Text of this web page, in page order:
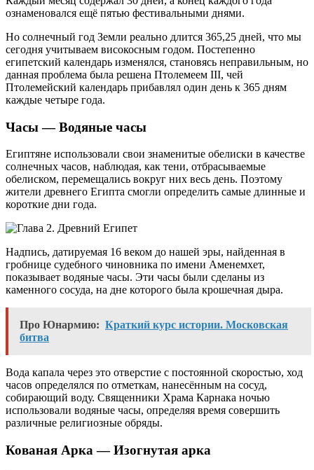
ознаменовался ещё пятью фестивальными днями.
Но солнечный год Земли реально длится 365,25 дней, что мы
сегодня учитываем високосным годом. Постепенно
египетский календарь изменялся, становясь неправильным, но
данная проблема была решена Птолемеем III, чей
Птолемейский календарь прибавлял один день к 365 дням
каждые четыре года.
Часы — Водяные часы
Египтяне использовали свои знаменитые обелиски в качестве
солнечных часов, наблюдая, как тени, отбрасываемые
обелиском, перемещались вокруг них весь день. Поэтому
жители древнего Египта смогли определить самые длинные и
короткие дни года.
Надпись, датируемая 16 веком до нашей эры, найденная в
гробнице судебного чиновника по имени Аменемхет,
показывает водяные часы. Эти часы были сделаны из
каменного сосуда, на дне которого была крошечная дыра.
Про Юнармию: Краткий курс истории. Московская
битва
Вода капала через это отверстие с постоянной скоростью, ход
часов определялся по отметкам, нанесённым на сосуд,
собирающий воду. Священники Храма Карнака ночью
использовали водяные часы, определяя время совершить
различные религиозные обряды.
Кованая Арка — Изогнутая арка